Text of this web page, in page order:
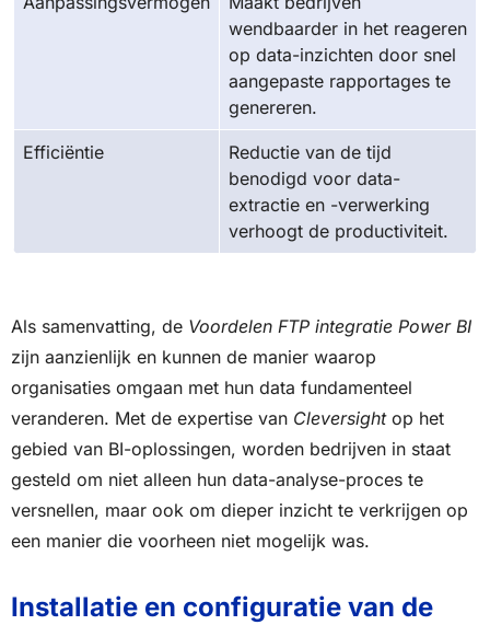
wendbaarder in het reageren
op data-inzichten door snel
aangepaste rapportages te
genereren.
Efficiëntie
Reductie van de tijd
benodigd voor data-
extractie en -verwerking
verhoogt de productiviteit.
Als samenvatting, de Voordelen FTP integratie Power BI
zijn aanzienlijk en kunnen de manier waarop
organisaties omgaan met hun data fundamenteel
veranderen. Met de expertise van Cleversightop het
gebied van BI-oplossingen, worden bedrijven in staat
gesteld om niet alleen hun data-analyse-proces te
versnellen, maar ook om dieper inzicht te verkrijgen op
een manier die voorheen niet mogelijk was.
Installatie en configuratie van de